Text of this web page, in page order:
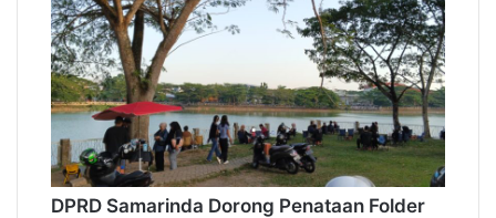
DPRD Samarinda Dorong Penataan Folder